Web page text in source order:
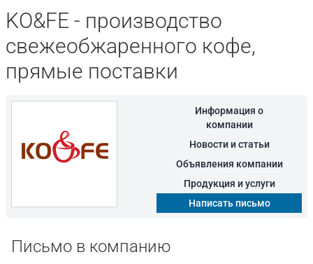
KO&FE - производство
свежеобжаренного кофе,
прямые поставки
Информация о
компании
Новости и статьи
Объявления компании
Продукция и услуги
Написать письмо
Письмо в компанию